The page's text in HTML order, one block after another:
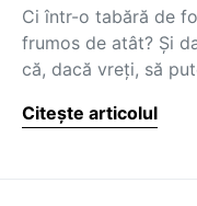
Ci într-o tabără de
frumos de atât? Și
că, dacă vreți, să
Citește articolul